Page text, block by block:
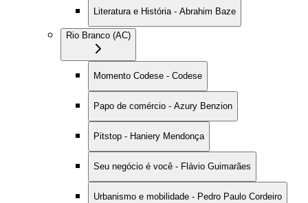
Literatura e História - Abrahim Baze
Rio Branco (AC)
Momento Codese - Codese
Papo de comércio - Azury Benzion
Pitstop - Haniery Mendonça
Seu negócio é você - Flávio Guimarães
Urbanismo e mobilidade - Pedro Paulo Cordeiro